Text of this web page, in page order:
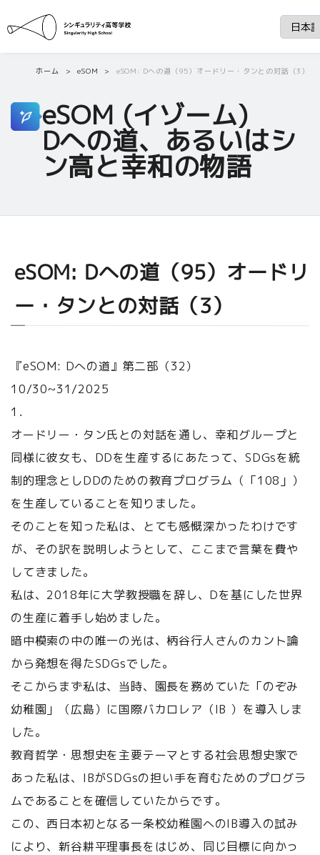
ホーム eSOM eSOM: Dへの道（95）オードリー・タンとの対話（3）
eSOM (イゾーム)
Dへの道、あるいはシ
ン高と幸和の物語
eSOM: Dへの道（95）オードリ
ー・タンとの対話（3）
『eSOM: Dへの道』第二部（32）
10/30~31/2025
1．
オードリー・タン氏との対話を通し、幸和グループと
同様に彼女も、DDを生産するにあたって、SDGsを統
制的理念としDDのための教育プログラム（「108」）
を生産していることを知りました。
そのことを知った私は、とても感慨深かったわけです
が、その訳を説明しようとして、ここまで言葉を費や
してきました。
私は、2018年に大学教授職を辞し、Dを基にした世界
の生産に着手し始めました。
暗中模索の中の唯一の光は、柄谷行人さんのカント論
から発想を得たSDGsでした。
そこからまず私は、当時、園長を務めていた「のぞみ
幼稚園」（広島）に国際バカロレア（IB ）を導入しま
した。
教育哲学・思想史を主要テーマとする社会思想史家で
あった私は、IBがSDGsの担い手を育むためのプログラ
ムであることを確信していたからです。
この、西日本初となる一条校幼稚園へのIB導入の試み
により、新谷耕平理事長をはじめ、同じ目標に向かっ